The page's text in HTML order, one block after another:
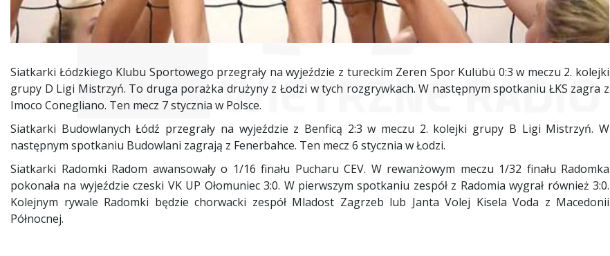
Siatkarki Łódzkiego Klubu Sportowego przegrały na wyjeździe z tureckim Zeren Spor Kulübü 0:3 w meczu 2. kolejki
grupy D Ligi Mistrzyń. To druga porażka drużyny z Łodzi w tych rozgrywkach. W następnym spotkaniu ŁKS zagra z
Imoco Conegliano. Ten mecz 7 stycznia w Polsce.
Siatkarki Budowlanych Łódź przegrały na wyjeździe z Benficą 2:3 w meczu 2. kolejki grupy B Ligi Mistrzyń. W
następnym spotkaniu Budowlani zagrają z Fenerbahce. Ten mecz 6 stycznia w Łodzi.
Siatkarki Radomki Radom awansowały o 1/16 finału Pucharu CEV. W rewanżowym meczu 1/32 finału Radomka
pokonała na wyjeździe czeski VK UP Ołomuniec 3:0. W pierwszym spotkaniu zespół z Radomia wygrał również 3:0.
Kolejnym rywale Radomki będzie chorwacki zespół Mladost Zagrzeb lub Janta Volej Kisela Voda z Macedonii
Północnej.